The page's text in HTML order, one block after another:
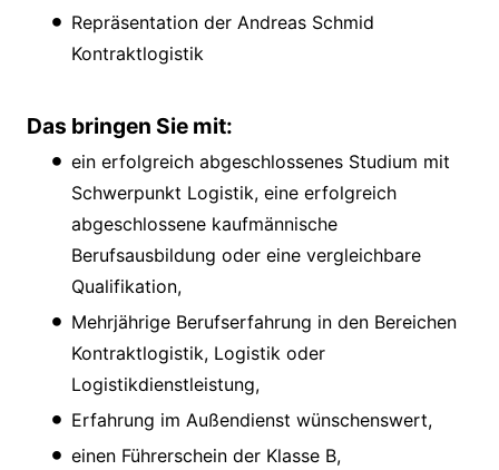
Repräsentation der Andreas Schmid
Kontraktlogistik
Das bringen Sie mit:
ein erfolgreich abgeschlossenes Studium mit
Schwerpunkt Logistik, eine erfolgreich
abgeschlossene kaufmännische
Berufsausbildung oder eine vergleichbare
Qualifikation,
Mehrjährige Berufserfahrung in den Bereichen
Kontraktlogistik, Logistik oder
Logistikdienstleistung,
Erfahrung im Außendienst wünschenswert,
einen Führerschein der Klasse B,